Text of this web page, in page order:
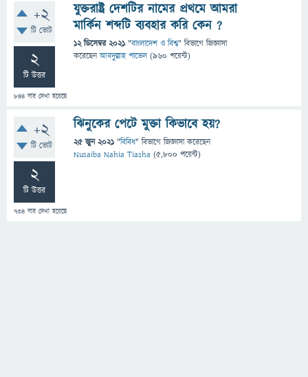
+2
টি ভোট
2
টি উত্তর
844 বার দেখা হয়েছে
যুক্তরাষ্ট্র দেশটির নামের প্রথমে আমরা
মার্কিন শব্দটি ব্যবহার করি কেন ?
12 ডিসেম্বর 2021 "বাংলাদেশ ও বিশ্ব" বিভাগে জিজ্ঞাসা
করেছেনআবদুল্লাহ পাভেল (960 পয়েন্ট)
+2
টি ভোট
2
টি উত্তর
734 বার দেখা হয়েছে
ঝিনুকের পেটে মুক্তা কিভাবে হয়?
25 জুন 2021 "বিবিধ" বিভাগে জিজ্ঞাসাকরেছেন
Nusaiba Nahia Tiasha (5,800 পয়েন্ট)